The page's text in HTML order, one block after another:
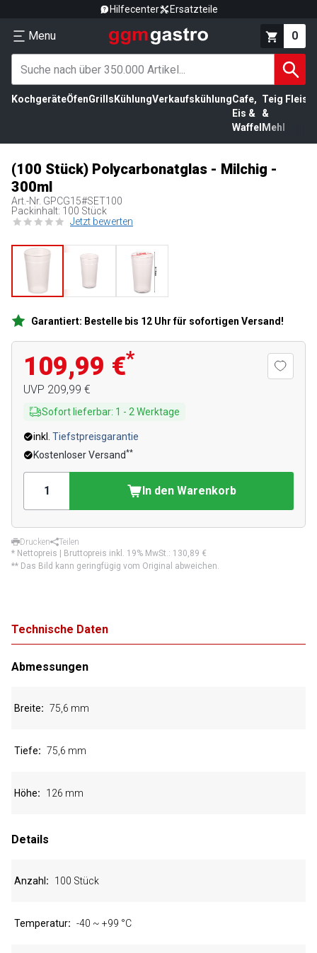
Hilfecenter Ersatzteile
Menu 0
KochgeräteÖfenGrills KühlungVerkaufskühlungCafe,
Eis &
Waffel
Teig
&
Mehl
(100 Stück) Polycarbonatglas - Milchig -
300ml
Art.-Nr. GPCG15#SET100
Packinhalt: 100 Stück
Jetzt bewerten
Garantiert: Bestelle bis 12 Uhr für sofortigen Versand!
109,99 €*
UVP 209,99 €
Sofort lieferbar: 1 - 2 Werktage
inkl. Tiefstpreisgarantie
Kostenloser Versand**
In den Warenkorb
Drucken
Teilen
* Nettopreis | Bruttopreis inkl. 19% MwSt.: 130,89 €
** Das Bild kann geringfügig vom Original abweichen.
Technische Daten
Abmessungen
Breite 75,6 mm
Tiefe 75,6 mm
Höhe 126 mm
Details
Anzahl 100 Stück
Temperatur -40 ~ +99 °C